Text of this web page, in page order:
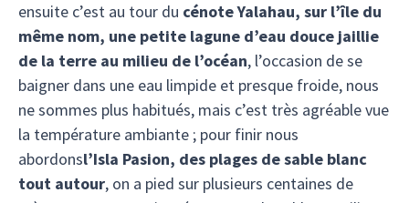
ensuite c’est au tour du cénote Yalahau, sur l’île du
même nom, une petite lagune d’eau douce jaillie
de la terre au milieu de l’océan, l’occasion de se
baigner dans une eau limpide et presque froide, nous
ne sommes plus habitués, mais c’est très agréable vue
la température ambiante ; pour finir nous
abordonsl’Isla Pasion, des plages de sable blanc
tout autour, on a pied sur plusieurs centaines de